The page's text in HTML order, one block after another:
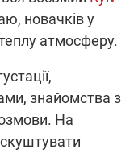
новачків у
теплу атмосферу.
знайомства з
На